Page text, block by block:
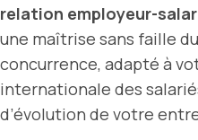
relation employeur-
une maîtrise sans faille
concurrence, adapté à
internationale des
d’évolution de votre